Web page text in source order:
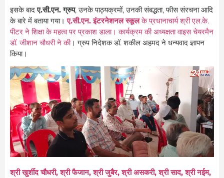
इसके बादए.सी.एन. ग्रुप, उनके पाठ्यक्रमों, उनकी संबद्धता, फीस संरचना आदि
के बारे में बताया गया। ए.सी.एन. इंटरनेशनल स्कूलके प्रधानाचार्य श्री एल.के.
पीटर ने शिक्षा के महत्व पर प्रकाश डाला। कार्यक्रम की अध्यक्षता वाइस चेयरमैन
डॉ. जीशान चौधरी ने की। ग्रुप निदेशक डॉ. शकील अहमद ने धन्यवाद ज्ञापन
किया।
श्री खुर्शीद चौधरी, श्री फैजान, श्री जुबैर, श्री असकरी, श्री साद, श्री नईम,